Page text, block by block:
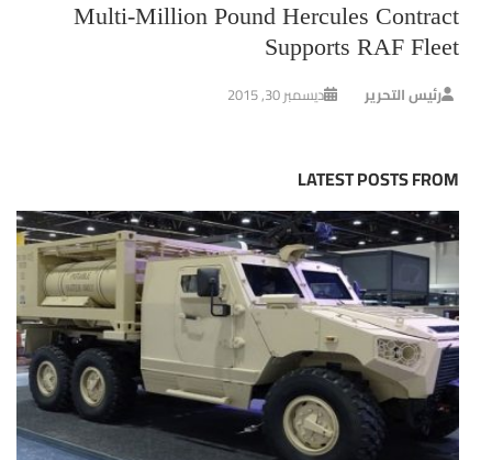
Multi-Million Pound Hercules Contract
Supports RAF Fleet
رئيس التحرير ديسمبر 30, 2015
LATEST POSTS FROM